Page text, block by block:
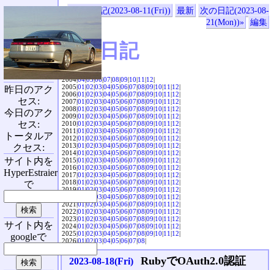
«前の日記(2023-08-11(Fri)) 最新
次の日記(2023-08-
21(Mon))»
編集
SVX日記
2004|04|05|06|07|08|09|10|11|12|
2005|01|02|03|04|05|06|07|08|09|10|11|12|
2006|01|02|03|04|05|06|07|08|09|10|11|12|
2007|01|02|03|04|05|06|07|08|09|10|11|12|
2008|01|02|03|04|05|06|07|08|09|10|11|12|
2009|01|02|03|04|05|06|07|08|09|10|11|12|
2010|01|02|03|04|05|06|07|08|09|10|11|12|
2011|01|02|03|04|05|06|07|08|09|10|11|12|
2012|01|02|03|04|05|06|07|08|09|10|11|12|
2013|01|02|03|04|05|06|07|08|09|10|11|12|
2014|01|02|03|04|05|06|07|08|09|10|11|12|
2015|01|02|03|04|05|06|07|08|09|10|11|12|
2016|01|02|03|04|05|06|07|08|09|10|11|12|
2017|01|02|03|04|05|06|07|08|09|10|11|12|
2018|01|02|03|04|05|06|07|08|09|10|11|12|
2019|01|02|03|04|05|06|07|08|09|10|11|12|
03|04|05|06|07|08|09|10|11|12|
2021|01|02|03|04|05|06|07|08|09|10|11|12|
2022|01|02|03|04|05|06|07|08|09|10|11|12|
2023|01|02|03|04|05|06|07|08|09|10|11|12|
2024|01|02|03|04|05|06|07|08|09|10|11|12|
2025|01|02|03|04|05|06|07|08|09|10|11|12|
2026|01|02|03|04|05|06|07|08|
2023-08-18(Fri)
RubyでOAuth2.0認証
昨日のアク
セス:
今日のアク
セス:
トータルア
クセス:
サイト内を
HyperEstraier
で
サイト内を
googleで